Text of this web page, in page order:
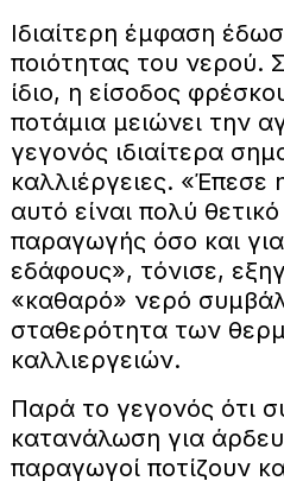
Ιδιαίτερη έμφαση
ποιότητας του νερού.
ίδιο, η είσοδος
ποτάμια μειώνει την
γεγονός ιδιαίτερα
καλλιέργειες. «Έπεσε
αυτό είναι πολύ
παραγωγής όσο και
εδάφους», τόνισε,
«καθαρό» νερό
σταθερότητα των
καλλιεργειών.
Παρά το γεγονός ότι
κατανάλωση για
παραγωγοί ποτίζουν